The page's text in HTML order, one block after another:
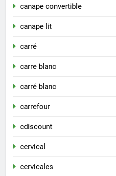
canape convertible
canape lit
carré
carre blanc
carré blanc
carrefour
cdiscount
cervical
cervicales